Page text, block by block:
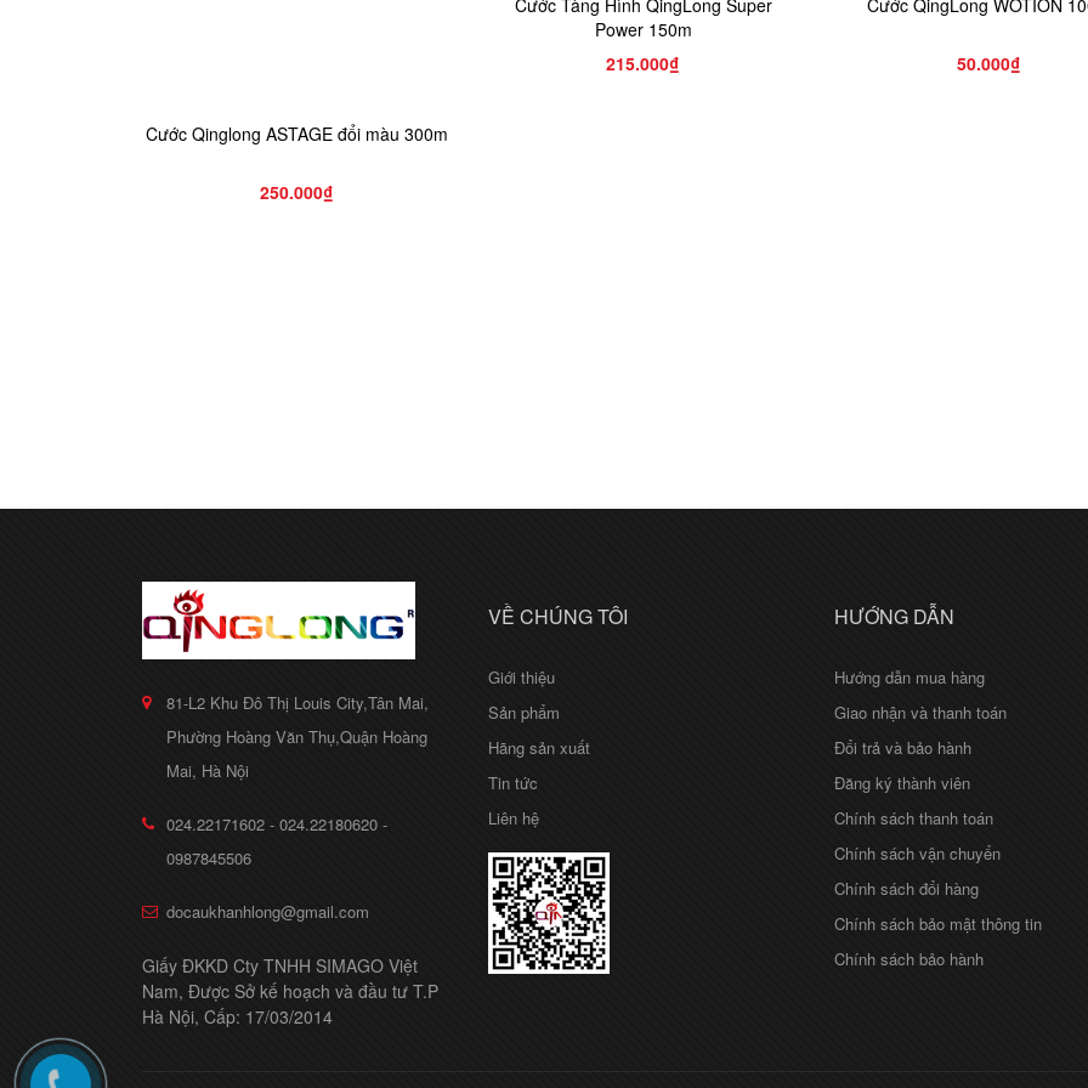
Cước Qinglong ASTAGE đổi màu 300m
250.000₫
Power 150m
215.000₫
50.000₫
81-L2 Khu Đô Thị Louis City,Tân Mai,
Phường Hoàng Văn Thụ,Quận Hoàng
Mai, Hà Nội
024.22171602 - 024.22180620 -
0987845506
docaukhanhlong@gmail.com
Giấy ĐKKD Cty TNHH SIMAGO Việt
Nam, Được Sở kế hoạch và đầu tư T.P
Hà Nội, Cấp: 17/03/2014
VỀ CHÚNG TÔI
Giới thiệu
Sản phẩm
Hãng sản xuất
Tin tức
Liên hệ
HƯỚNG DẪN
Hướng dẫn mua hàng
Giao nhận và thanh toán
Đổi trả và bảo hành
Đăng ký thành viên
Chính sách thanh toán
Chính sách vận chuyển
Chính sách đổi hàng
Chính sách bảo mật thông tin
Chính sách bảo hành